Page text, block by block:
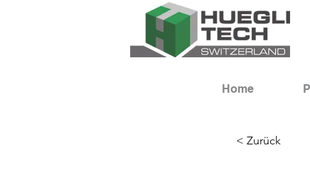
Home
< Zurück